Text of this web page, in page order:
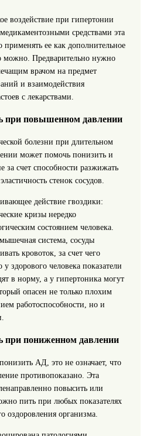
воздействие при гипертонии
средствами эта
применять ее как дополнительное
можно. Предварительно нужно
врачом на предмет
и взаимодействия
с лекарствами.
при повышенном давлении
болезни при длительном
может помочь понизить и
за счет способности разжижать
стенок сосудов.
действие гвоздики:
кризы нередко
состоянием человека.
система, сосуды
кровоток, за счет чего
здорового человека показатели
в норму, а у гипертоника могут
опасен не только плохим
работоспособности, но и
пониженном давлении
АД, это не означает, что
противопоказано. Эта
повысить или
пить при любых показателях
оздоровления организма.